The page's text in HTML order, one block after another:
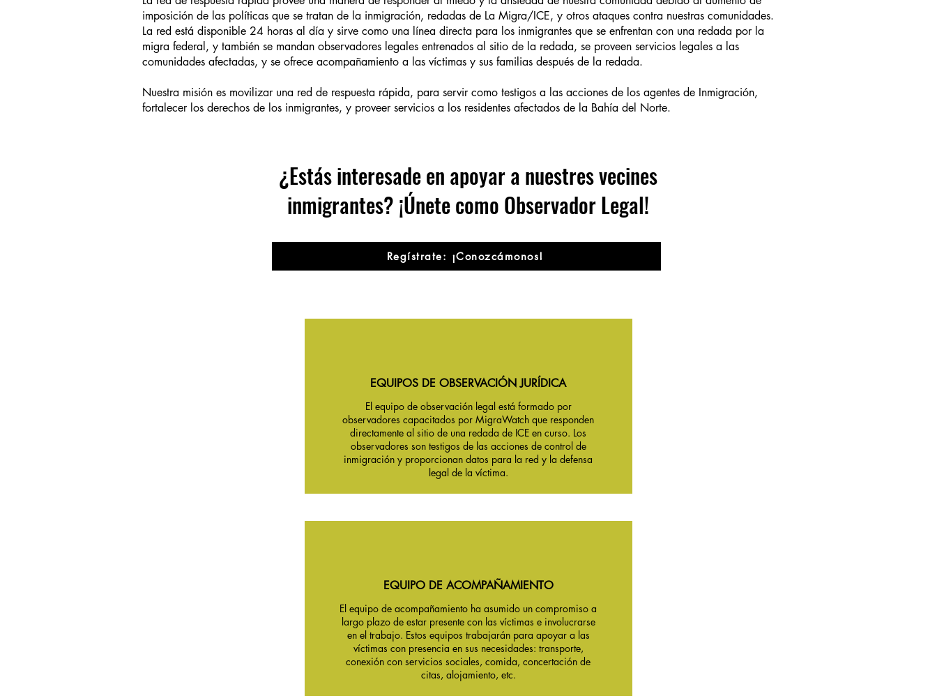
imposición de las políticas que se tratan de la inmigración, redadas de La Migra/ICE, y otros ataques contra nuestras comunidades.
La red está disponible 24 horas al día y sirve como una línea directa para los inmigrantes que se enfrentan con una redada por la
migra federal, y también se mandan observadores legales entrenados al sitio de la redada, se proveen servicios legales a las
comunidades afectadas, y se ofrece acompañamiento a las víctimas y sus familias después de la redada.
Nuestra misión es movilizar una red de respuesta rápida, para servir como testigos a las acciones de los agentes de Inmigración,
fortalecer los derechos de los inmigrantes, y proveer servicios a los residentes afectados de la Bahía del Norte.
¿Estás interesade en apoyar a nuestres vecines
inmigrantes? ¡Únete como Observador Legal!
Regístrate: ¡Conozcámonos!
El equipo de observación legal está formado por
observadores capacitados por MigraWatch que responden
directamente al sitio de una redada de ICE en curso. Los
observadores son testigos de las acciones de control de
inmigración y proporcionan datos para la red y la defensa
legal de la víctima.
EQUIPOS DE OBSERVACIÓN JURÍDICA
El equipo de acompañamiento ha asumido un compromiso a
largo plazo de estar presente con las víctimas e involucrarse
en el trabajo. Estos equipos trabajarán para apoyar a las
víctimas con presencia en sus necesidades: transporte,
conexión con servicios sociales, comida, concertación de
citas, alojamiento, etc.
EQUIPO DE ACOMPAÑAMIENTO